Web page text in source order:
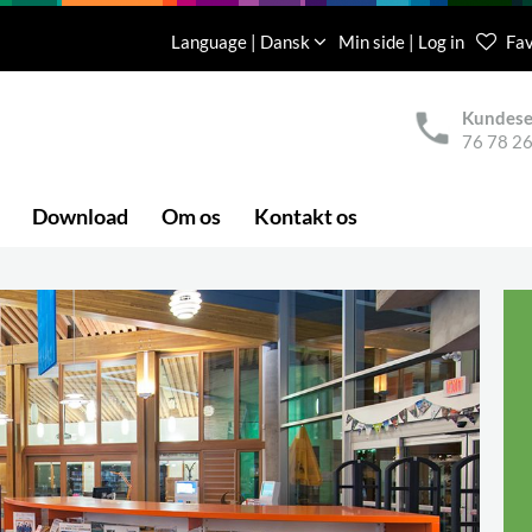
Language | Dansk Min side | Log in
76 78
Download Om os Kontakt os